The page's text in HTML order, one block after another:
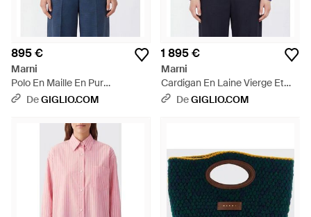
895 €
Marni
Polo En Maille En Pur
Cachemire Avec Col Et Trois
DeGIGLIO.COM
1 895 €
Marni
Cardigan En Laine Vierge Et
Cachemire Avec Broderies
DeGIGLIO.COM